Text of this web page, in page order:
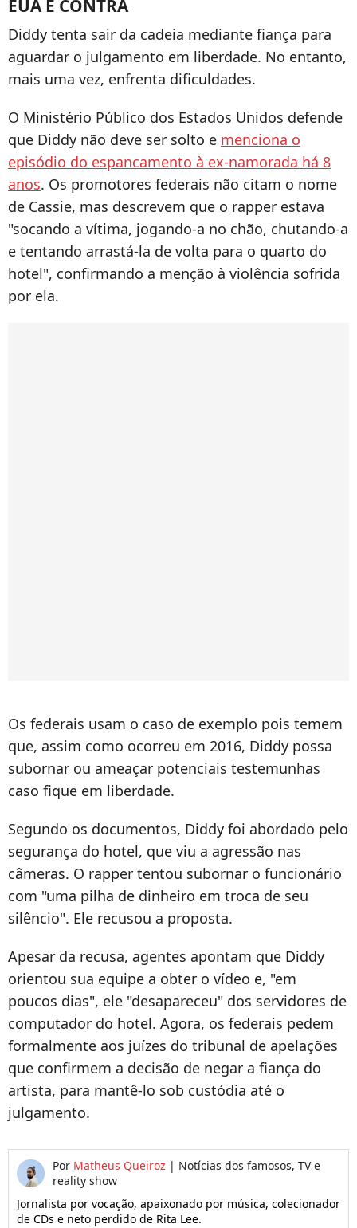
EUA É CONTRA
Diddy tenta sair da cadeia mediante fiança para
aguardar o julgamento em liberdade. No entanto,
mais uma vez, enfrenta dificuldades.
O Ministério Público dos Estados Unidos defende
que Diddy não deve ser solto e menciona o
episódio do espancamento à ex-namorada há 8
anos. Os promotores federais não citam o nome
de Cassie, mas descrevem que o rapper estava
"socando a vítima, jogando-a no chão, chutando-a
e tentando arrastá-la de volta para o quarto do
hotel", confirmando a menção à violência sofrida
por ela.
Os federais usam o caso de exemplo pois temem
que, assim como ocorreu em 2016, Diddy possa
subornar ou ameaçar potenciais testemunhas
caso fique em liberdade.
Segundo os documentos, Diddy foi abordado pelo
segurança do hotel, que viu a agressão nas
câmeras. O rapper tentou subornar o funcionário
com "uma pilha de dinheiro em troca de seu
silêncio". Ele recusou a proposta.
Apesar da recusa, agentes apontam que Diddy
orientou sua equipe a obter o vídeo e, "em
poucos dias", ele "desapareceu" dos servidores de
computador do hotel. Agora, os federais pedem
formalmente aos juízes do tribunal de apelações
que confirmem a decisão de negar a fiança do
artista, para mantê-lo sob custódia até o
julgamento.
Por Matheus Queiroz | Notícias dos famosos, TV e
reality show
Jornalista por vocação, apaixonado por música, colecionador
de CDs e neto perdido de Rita Lee.